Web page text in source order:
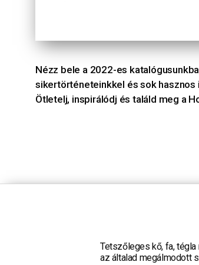
Nézz bele a 2022-es
sikertörténeteinkkel és sok hasznos
Ötletelj, inspirálódj és találd meg a
Tetszőleges kő, fa,
az általad megálmodott